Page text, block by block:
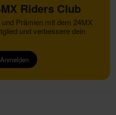
Riders Club
Prämien mit dem 24MX
und verbessere dein
Anmelden